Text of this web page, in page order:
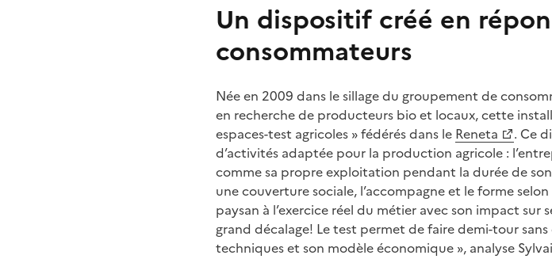
Un dispositif créé en
consommateurs
Née en 2009 dans le sillage du groupement de
en recherche de producteurs bio et locaux, cette
espaces-test agricoles » fédérés dans le Reneta
. Ce
d’activités adaptée pour la production agricole :
comme sa propre exploitation pendant la durée de
une couverture sociale, l’accompagne et le forme
paysan à l’exercice réel du métier avec son impact sur
grand décalage! Le test permet de faire demi-tour
techniques et son modèle économique », analyse